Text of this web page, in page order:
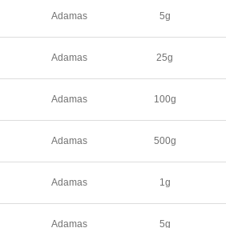
Adamas 5g
Adamas 25g
Adamas 100g
Adamas 500g
Adamas 1g
Adamas 5g